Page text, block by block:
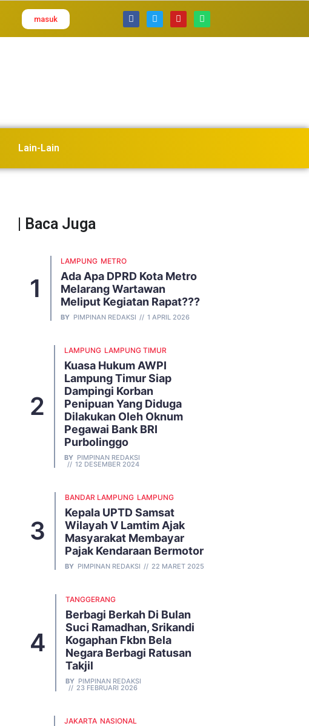
masuk
Lain-Lain
| Baca Juga
LAMPUNG METRO
Ada Apa DPRD Kota Metro
Melarang Wartawan
Meliput Kegiatan Rapat???
BY PIMPINAN REDAKSI 1 APRIL 2026
LAMPUNG LAMPUNG TIMUR
Kuasa Hukum AWPI
Lampung Timur Siap
Dampingi Korban
Penipuan Yang Diduga
Dilakukan Oleh Oknum
Pegawai Bank BRI
Purbolinggo
BY PIMPINAN REDAKSI
12 DESEMBER 2024
BANDAR LAMPUNG LAMPUNG
Kepala UPTD Samsat
Wilayah V Lamtim Ajak
Masyarakat Membayar
Pajak Kendaraan Bermotor
BY PIMPINAN REDAKSI 22 MARET 2025
TANGGERANG
Berbagi Berkah Di Bulan
Suci Ramadhan, Srikandi
Kogaphan Fkbn Bela
Negara Berbagi Ratusan
Takjil
BY PIMPINAN REDAKSI
23 FEBRUARI 2026
JAKARTA NASIONAL